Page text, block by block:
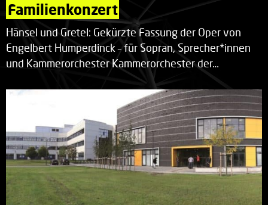
Familienkonzert
Hänsel und Gretel: Gekürzte Fassung der Oper von
Engelbert Humperdinck – für Sopran, Sprecher*innen
und Kammerorchester Kammerorchester der…